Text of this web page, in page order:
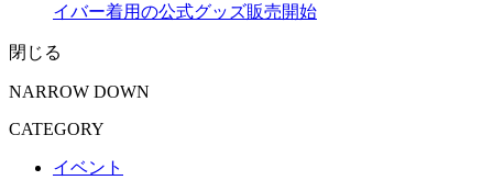
イバー着用の公式グッズ販売開始
閉じる
NARROW DOWN
CATEGORY
イベント